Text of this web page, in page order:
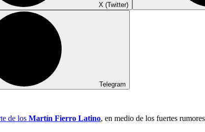
X (Twitter)
Telegram
de los Martín Fierro Latino, en medio de los fuertes